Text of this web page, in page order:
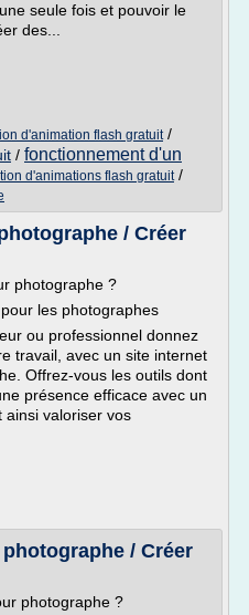
seule fois et pouvoir le
des...
d'animation flash gratuit/
/ fonctionnement d'un
d'animations flash gratuit/
/ Créer
photographe ?
les photographes
ou professionnel donnez
travail, avec un site internet
Offrez-vous les outils dont
présence efficace avec un
ainsi valoriser vos
/ Créer
photographe ?